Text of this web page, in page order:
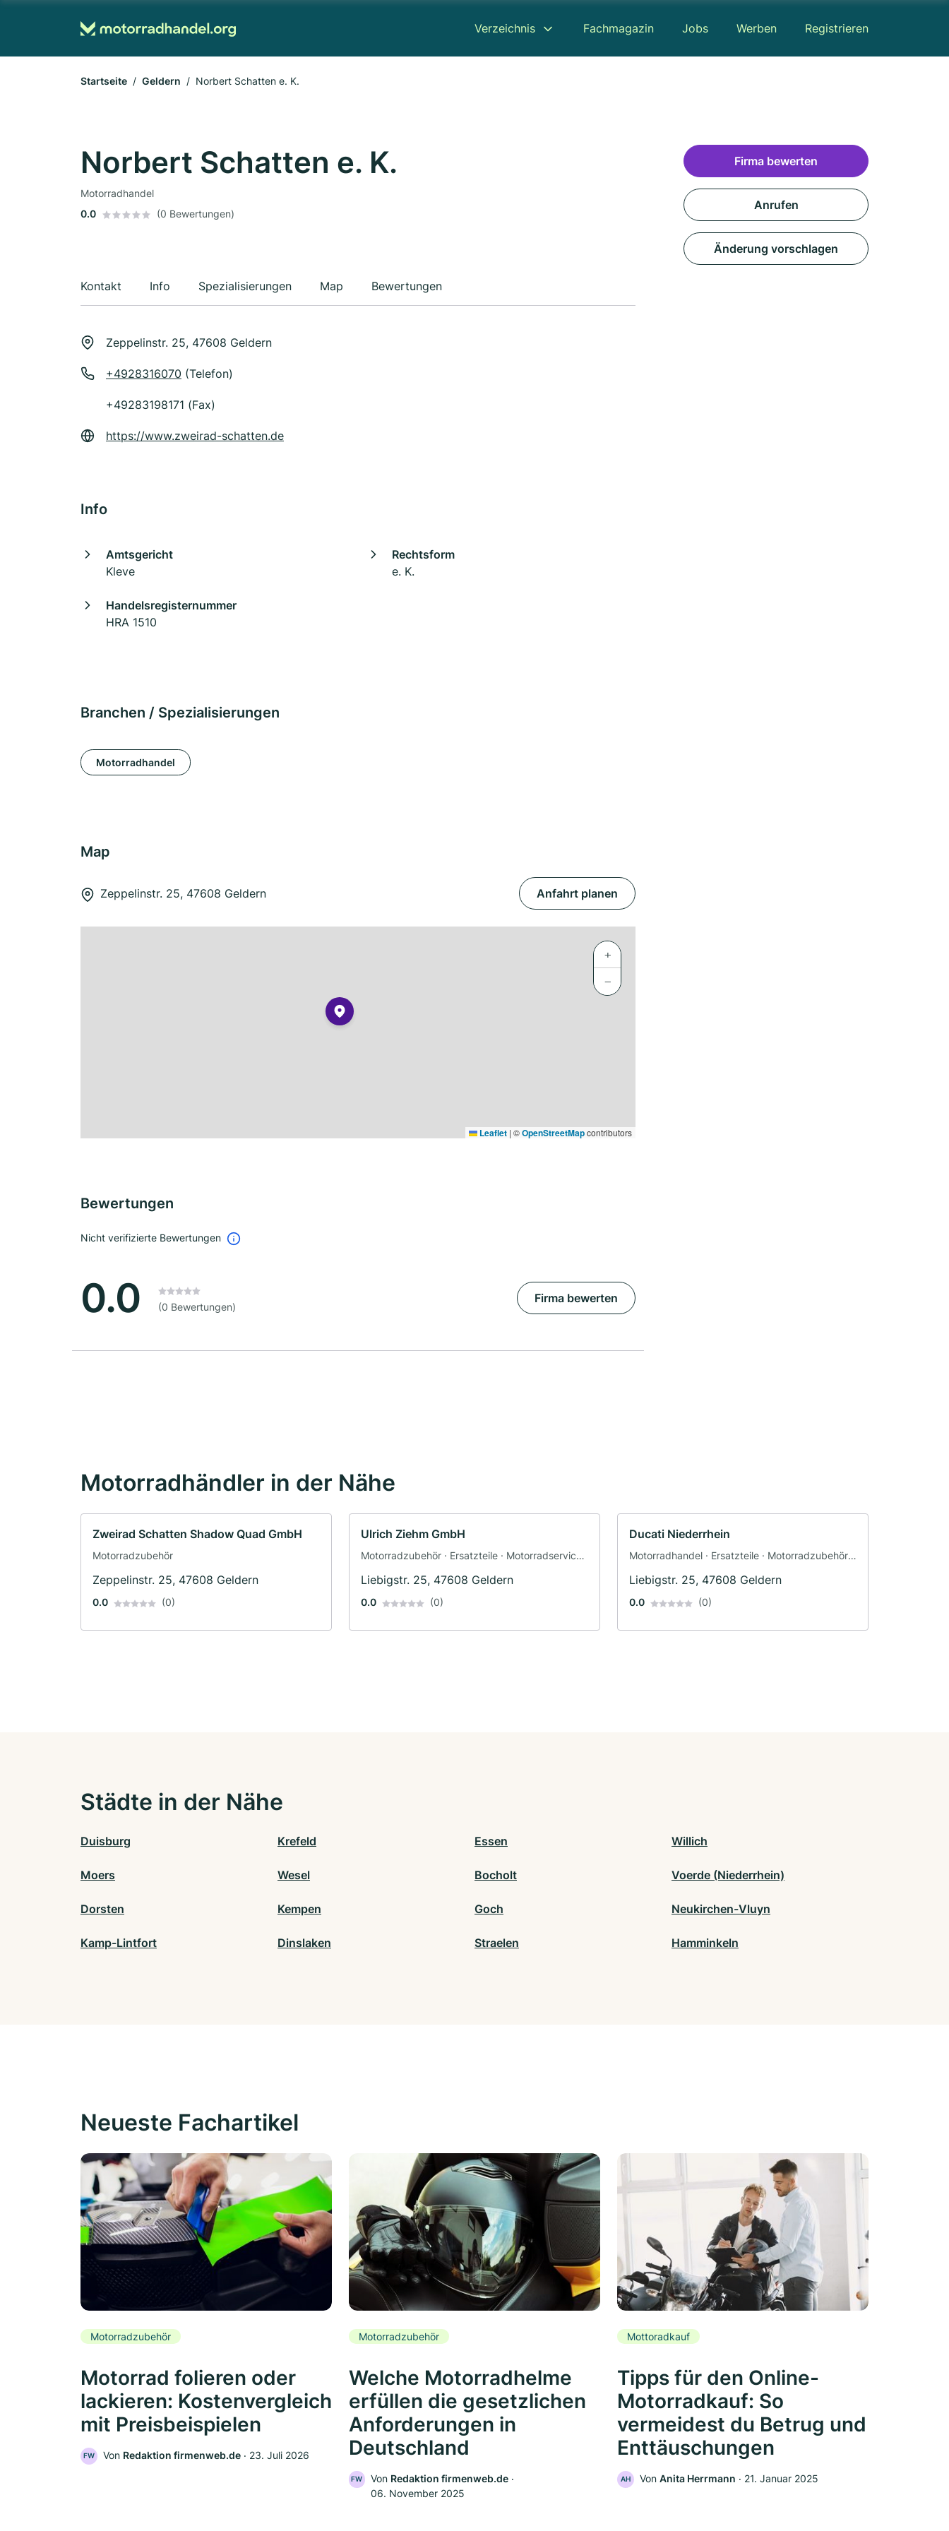
Verzeichnis Fachmagazin Jobs Werben Registrieren
Startseite Geldern Norbert Schatten e. K.
Norbert Schatten e. K.
Motorradhandel
0.0
(0 Bewertungen)
Kontakt Info Spezialisierungen Map Bewertungen
Zeppelinstr. 25, 47608 Geldern
+4928316070 (Telefon)
+49283198171 (Fax)
https://www.zweirad-schatten.de
Info
Amtsgericht
Kleve
Rechtsform
e. K.
Handelsregisternummer
HRA 1510
Branchen / Spezialisierungen
Motorradhandel
Map
Zeppelinstr. 25, 47608 Geldern Anfahrt planen
+
−
Leaflet | ©OpenStreetMapcontributors
Bewertungen
Nicht verifizierte Bewertungen
0.0 (0 Bewertungen)
Firma bewerten
Firma bewerten
Anrufen
Änderung vorschlagen
Motorradhändler in der Nähe
Zweirad Schatten Shadow Quad GmbH
Motorradzubehör
Zeppelinstr. 25, 47608 Geldern
0.0 (0)
Ulrich Ziehm GmbH
Motorradzubehör · Ersatzteile · Motorradservice ·
Werkstatt
Liebigstr. 25, 47608 Geldern
0.0 (0)
Ducati Niederrhein
Motorradhandel · Ersatzteile · Motorradzubehör ·
Motorradwerkstatt · Werkstatt
Liebigstr. 25, 47608 Geldern
0.0 (0)
Städte in der Nähe
Duisburg Krefeld Essen Willich
Moers Wesel Bocholt Voerde (Niederrhein)
Dorsten Kempen Goch Neukirchen-Vluyn
Kamp-Lintfort Dinslaken Straelen Hamminkeln
Neueste Fachartikel
Motorradzubehör
Motorrad folieren oder
lackieren: Kostenvergleich
mit Preisbeispielen
FW Von Redaktion firmenweb.de ‧ 23. Juli 2026
Motorradzubehör
Welche Motorradhelme
erfüllen die gesetzlichen
Anforderungen in
Deutschland
FW Von Redaktion firmenweb.de‧
06. November 2025
Mottoradkauf
Tipps für den Online-
Motorradkauf: So
vermeidest du Betrug und
Enttäuschungen
AH Von Anita Herrmann ‧ 21. Januar 2025